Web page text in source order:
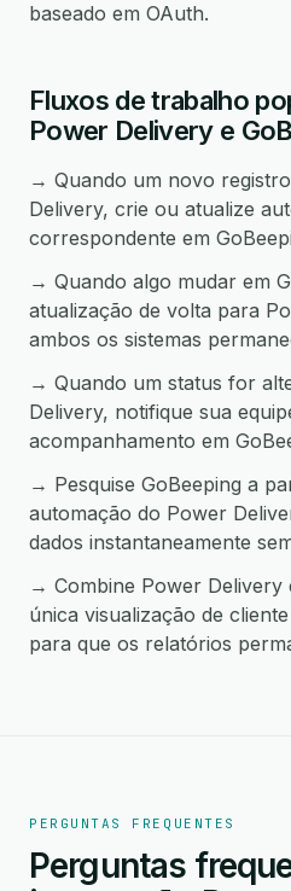
baseado em OAuth.
Fluxos de trabalho
Power Delivery e
→ Quando um novo
Delivery, crie ou atualize
correspondente em
→ Quando algo mudar em
atualização de volta para
ambos os sistemas
→ Quando um status for
Delivery, notifique sua
acompanhamento em
→ Pesquise GoBeeping a
automação do Power
dados instantaneamente
→ Combine Power Delivery
única visualização de
para que os relatórios
PERGUNTAS FREQUENTES
Perguntas